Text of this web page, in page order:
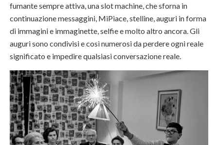
fumante sempre attiva, una slot machine, che sforna in
continuazione messaggini, MiPiace, stelline, auguri in forma
di immagini e immaginette, selfie e molto altro ancora. Gli
auguri sono condivisi e così numerosi da perdere ogni reale
significato e impedire qualsiasi conversazione reale.